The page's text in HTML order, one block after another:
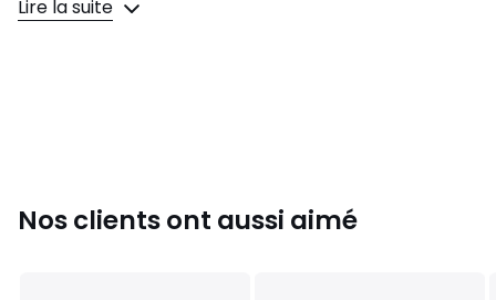
pour chaque enfant et la nuit de sommeil sera assurée. Le
Lire la suite
Nos clients ont aussi aimé